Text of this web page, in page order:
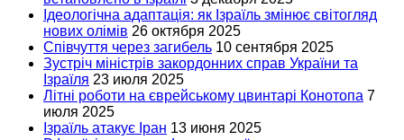
Ідеологічна адаптація: як Ізраїль змінює світогляд
нових олімів 26 октября 2025
Співчуття через загибель 10 сентября 2025
Зустріч міністрів закордонних справ України та
Ізраїля 23 июля 2025
Літні роботи на єврейському цвинтарі Конотопа 7
июля 2025
Ізраїль атакує Іран 13 июня 2025